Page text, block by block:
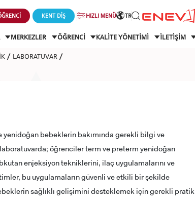
KENT DİŞ HIZLI MENÜ TR
MERKEZLER ÖĞRENCİ KALİTE YÖNETİMİ İLETİŞİM
LABORATUVAR
yenidoğan bebeklerin bakımında gerekli bilgi ve
öğrenciler term ve preterm yenidoğan
enjeksiyon tekniklerini, ilaç uygulamalarını ve
bu uygulamaların güvenli ve etkili bir şekilde
sağlıklı gelişimini desteklemek için gerekli pratik